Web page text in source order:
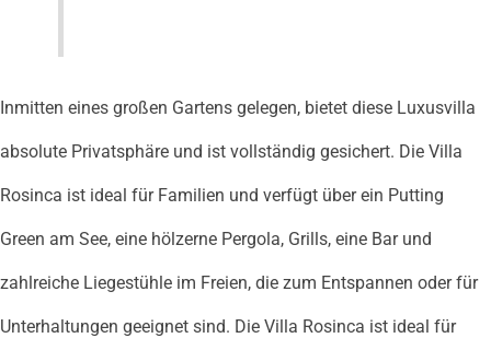
Inmitten eines großen Gartens gelegen, bietet diese Luxusvilla
absolute Privatsphäre und ist vollständig gesichert. Die Villa
Rosinca ist ideal für Familien und verfügt über ein Putting
Green am See, eine hölzerne Pergola, Grills, eine Bar und
zahlreiche Liegestühle im Freien, die zum Entspannen oder für
Unterhaltungen geeignet sind. Die Villa Rosinca ist ideal für